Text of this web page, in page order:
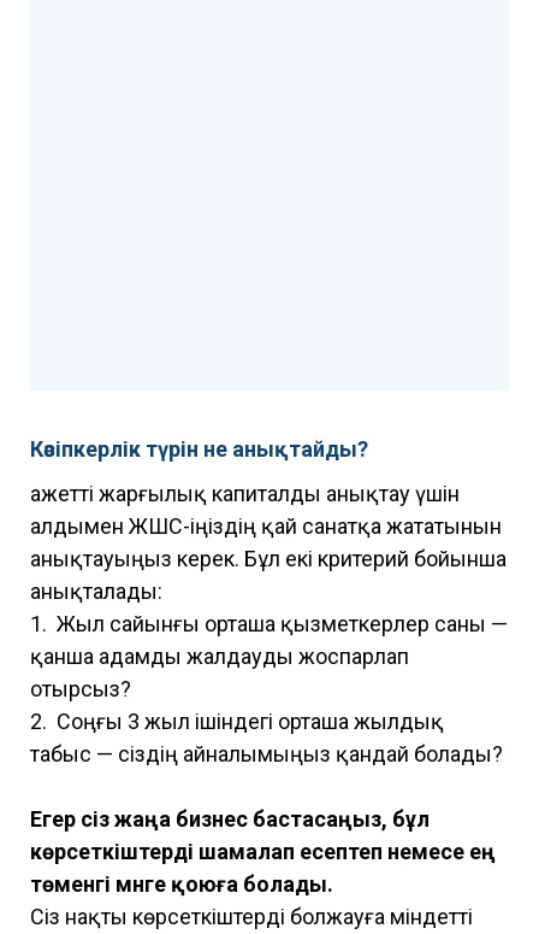
Кәсіпкерлік түрін не анықтайды?
Қажетті жарғылық капиталды анықтау үшін
алдымен ЖШС-іңіздің қай санатқа жататынын
анықтауыңыз керек. Бұл екі критерий бойынша
анықталады:
1. Жыл сайынғы орташа қызметкерлер саны —
қанша адамды жалдауды жоспарлап
отырсыз?
2. Соңғы 3 жыл ішіндегі орташа жылдық
табыс — сіздің айналымыңыз қандай болады?
Егер сіз жаңа бизнес бастасаңыз, бұл
көрсеткіштерді шамалап есептеп немесе ең
төменгі мәнге қоюға болады.
Сіз нақты көрсеткіштерді болжауға міндетті